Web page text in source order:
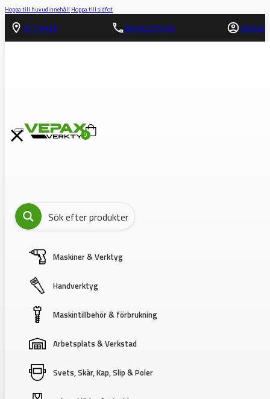
Hoppa till huvudinnehåll Hoppa till sidfot
HITTA HIT! 08-562 372 00 LOGGA IN
0
Maskiner & Verktyg
Handverktyg
Maskintillbehör & förbrukning
Arbetsplats & Verkstad
Svets, Skär, Kap, Slip & Poler